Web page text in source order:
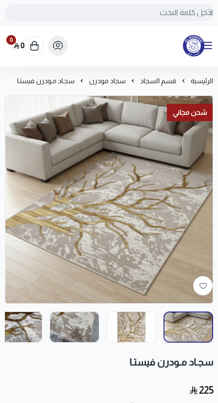
مفروشات السريع-اكبر متجر سجاد في المملكة
0
0
الرئيسية قسم السجاد سجاد مودرن سجـاد مـودرن فيستـا
شحن مجاني
سجـاد مـودرن فيستـا
225